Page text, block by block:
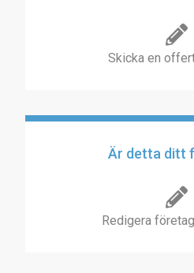
Skicka en
Är detta ditt
Redigera